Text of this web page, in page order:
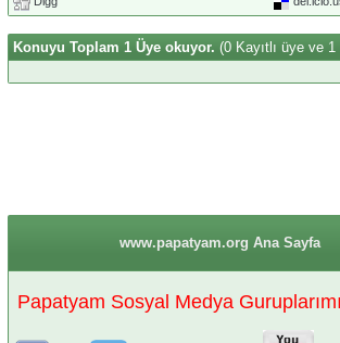
Konuyu Toplam 1 Üye okuyor. (0 Kayıtlı üye ve
www.papatyam.org Ana Sayfa
Papatyam Sosyal Medya